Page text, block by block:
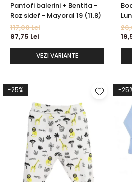
Pantofi balerini + Bentita -
Roz sidef - Mayoral 19 (11.8)
117,00 Lei
87,75 Lei
VEZI VARIANTE
-25% -